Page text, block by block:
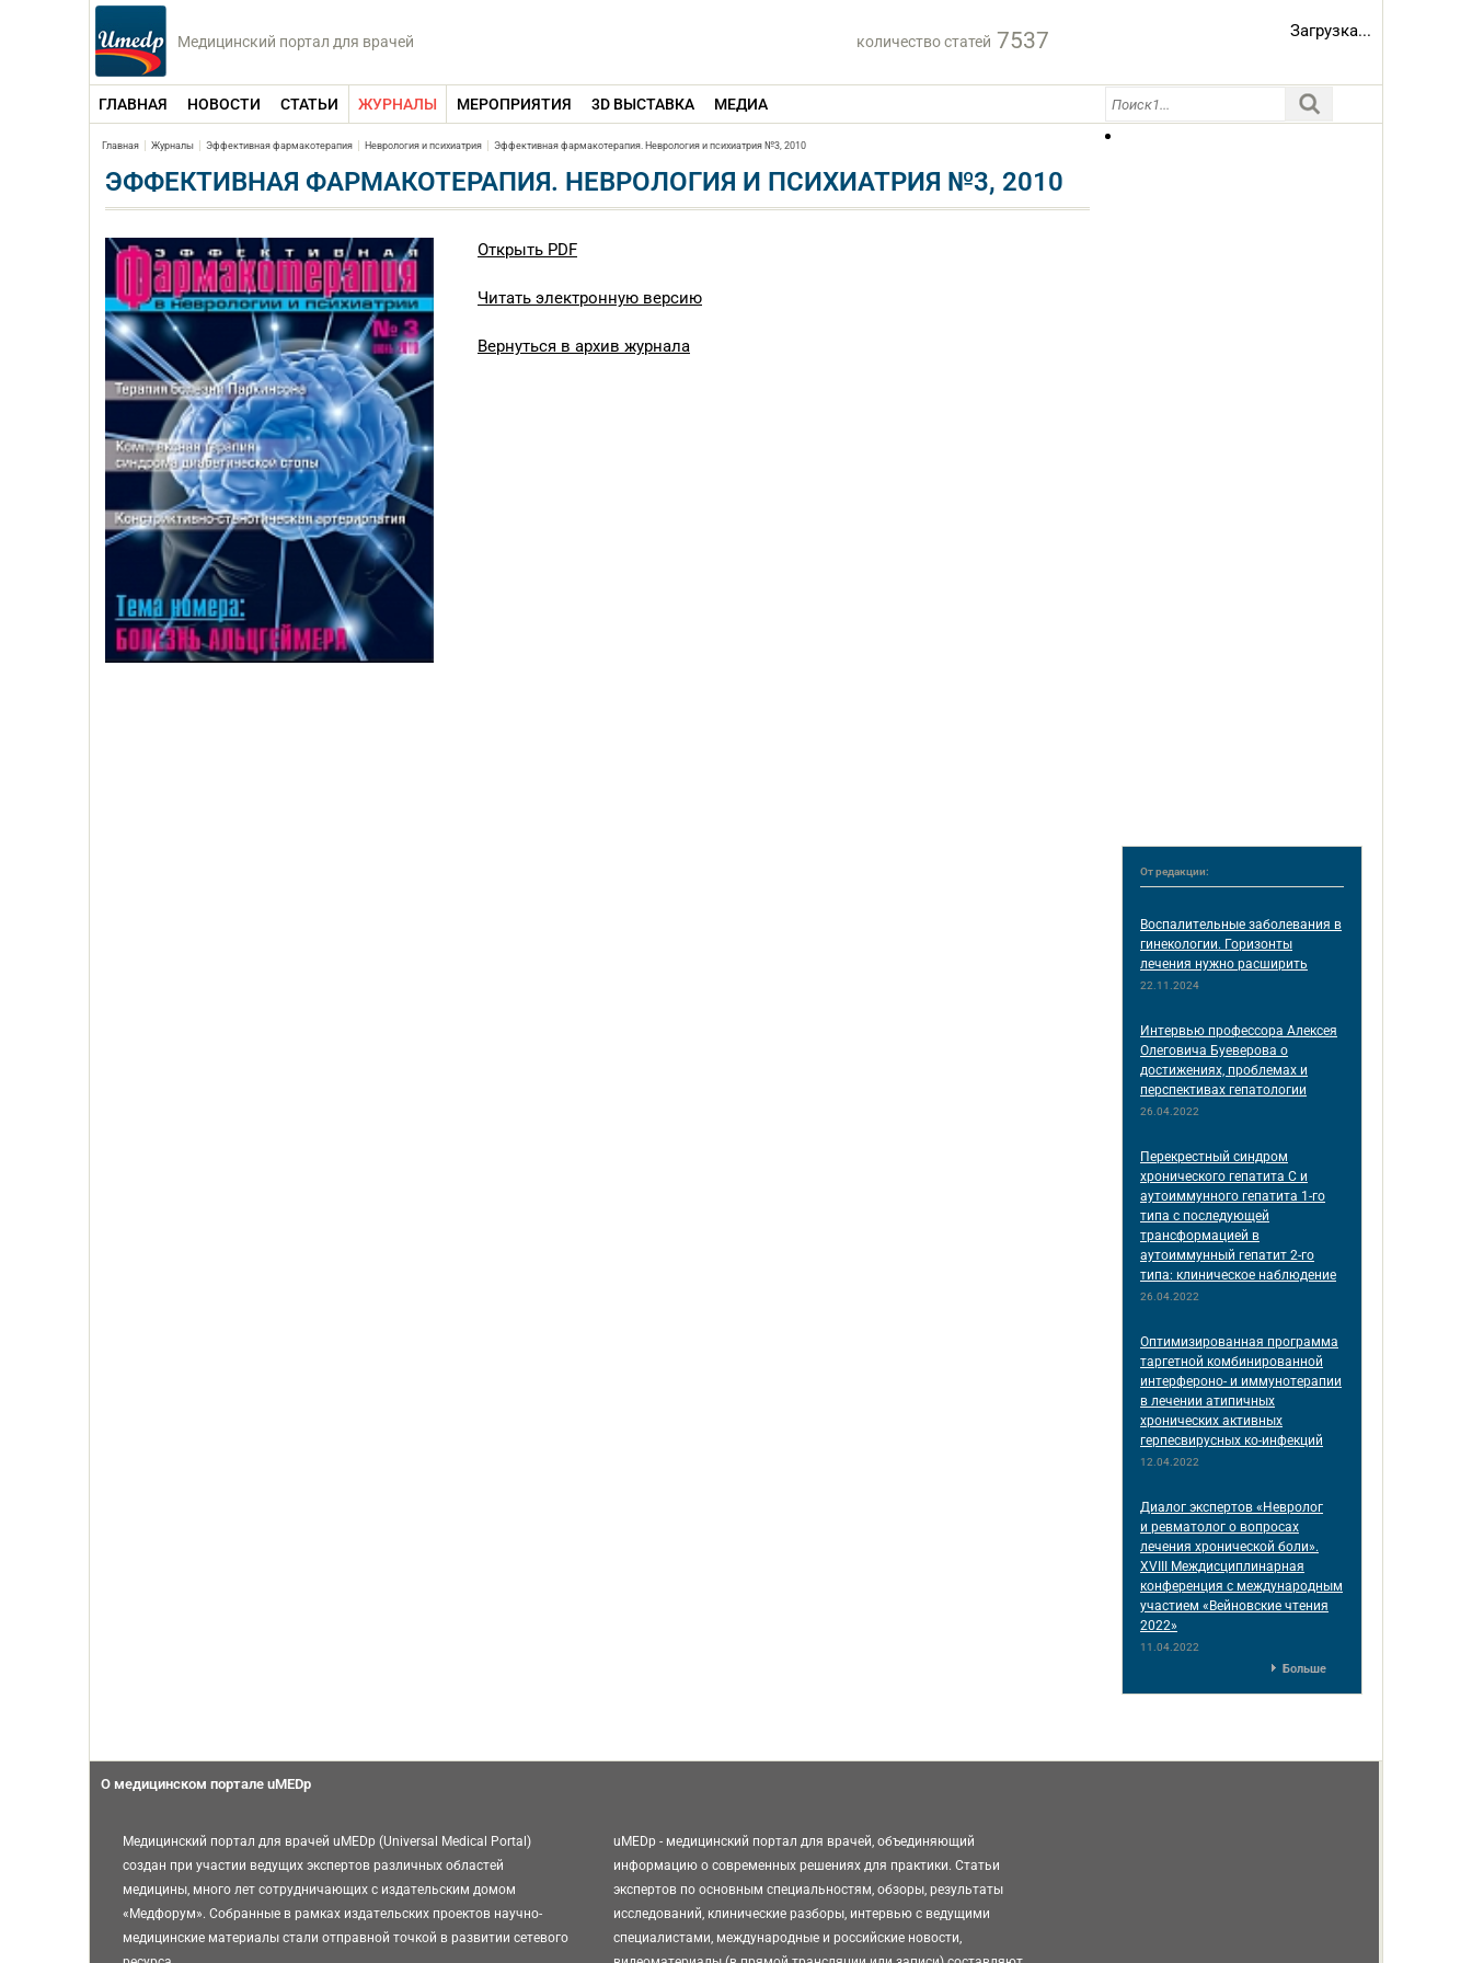
Медицинский портал для врачей количество статей 7537 Загрузка...
ГЛАВНАЯ НОВОСТИ СТАТЬИ ЖУРНАЛЫ МЕРОПРИЯТИЯ 3D ВЫСТАВКА МЕДИА
Главная Журналы Эффективная фармакотерапия Неврология и психиатрия Эффективная фармакотерапия. Неврология и психиатрия №3, 2010
ЭФФЕКТИВНАЯ ФАРМАКОТЕРАПИЯ. НЕВРОЛОГИЯ И ПСИХИАТРИЯ №3, 2010
Открыть PDF
Читать электронную версию
Вернуться в архив журнала
От редакции:
Воспалительные заболевания в
гинекологии. Горизонты
лечения нужно расширить
22.11.2024
Интервью профессора Алексея
Олеговича Буеверова о
достижениях, проблемах и
перспективах гепатологии
26.04.2022
Перекрестный синдром
хронического гепатита С и
аутоиммунного гепатита 1-го
типа с последующей
трансформацией в
аутоиммунный гепатит 2-го
типа: клиническое наблюдение
26.04.2022
Оптимизированная программа
таргетной комбинированной
интерфероно- и иммунотерапии
в лечении атипичных
хронических активных
герпесвирусных ко-инфекций
12.04.2022
Диалог экспертов «Невролог
и ревматолог о вопросах
лечения хронической боли».
XVIII Междисциплинарная
конференция c международным
участием «Вейновские чтения
2022»
11.04.2022
Больше
О медицинском портале uMEDp
Медицинский портал для врачей uMEDp (Universal Medical Portal)
создан при участии ведущих экспертов различных областей
медицины, много лет сотрудничающих с издательским домом
«Медфорум». Собранные в рамках издательских проектов научно-
медицинские материалы стали отправной точкой в развитии сетевого
uMEDp - медицинский портал для врачей, объединяющий
информацию о современных решениях для практики. Статьи
экспертов по основным специальностям, обзоры, результаты
исследований, клинические разборы, интервью с ведущими
специалистами, международные и российские новости,